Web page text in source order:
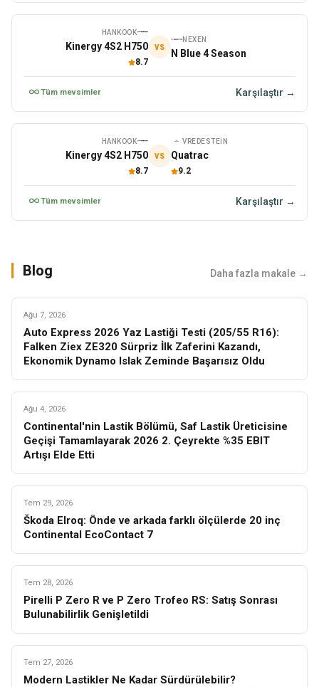
HANKOOK
Kinergy 4S2 H750
8.7
VS
NEXEN
N Blue 4 Season
Tüm mevsimler Karşılaştır →
HANKOOK
Kinergy 4S2 H750
8.7
VS
VREDESTEIN
Quatrac
9.2
Tüm mevsimler Karşılaştır →
Blog Daha fazla makale →
YAZ
Ağu 7, 2026
Auto Express 2026 Yaz Lastiği Testi (205/55 R16):
Falken Ziex ZE320 Sürpriz İlk Zaferini Kazandı,
Ekonomik Dynamo Islak Zeminde Başarısız Oldu
KIŞ
Ağu 4, 2026
Continental'nin Lastik Bölümü, Saf Lastik Üreticisine
Geçişi Tamamlayarak 2026 2. Çeyrekte %35 EBIT
Artışı Elde Etti
KIŞ
Tem 29, 2026
Škoda Elroq: Önde ve arkada farklı ölçülerde 20 inç
Continental EcoContact 7
KIŞ
Tem 28, 2026
Pirelli P Zero R ve P Zero Trofeo RS: Satış Sonrası
Bulunabilirlik Genişletildi
KIŞ
Tem 27, 2026
Modern Lastikler Ne Kadar Sürdürülebilir?